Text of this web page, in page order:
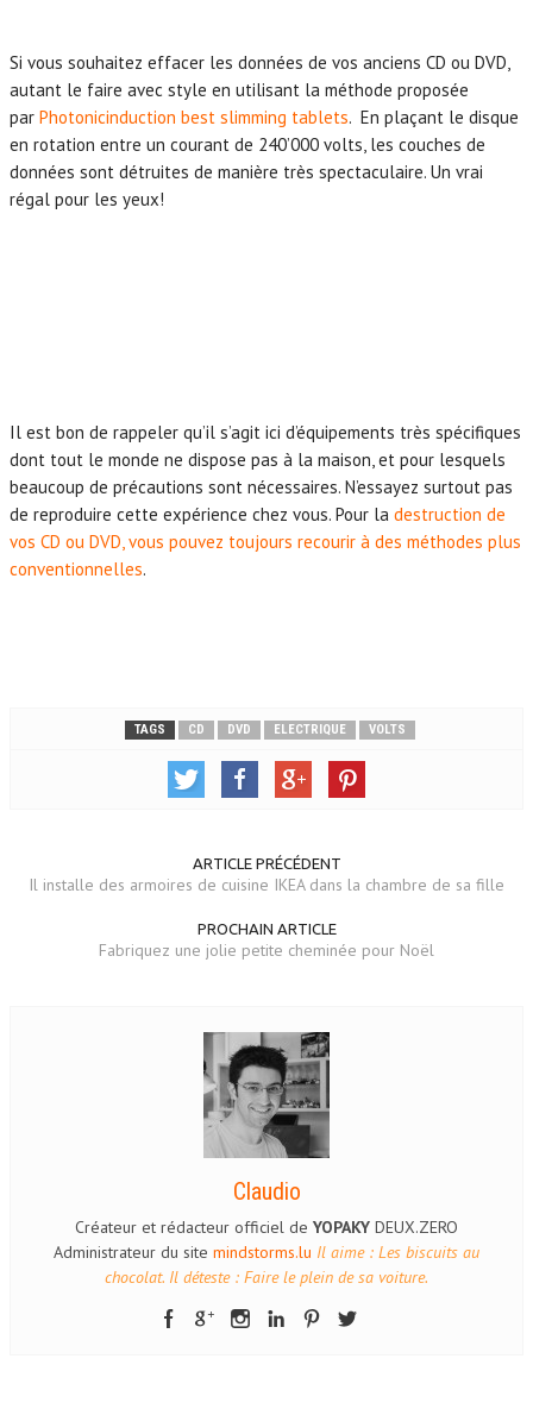
Si vous souhaitez effacer les données de vos anciens CD ou DVD,
autant le faire avec style en utilisant la méthode proposée
par Photonicinduction best slimming tablets. En plaçant le disque
en rotation entre un courant de 240’000 volts, les couches de
données sont détruites de manière très spectaculaire. Un vrai
régal pour les yeux!
Il est bon de rappeler qu’il s’agit ici d’équipements très spécifiques
dont tout le monde ne dispose pas à la maison, et pour lesquels
beaucoup de précautions sont nécessaires. N’essayez surtout pas
de reproduire cette expérience chez vous. Pour la destruction de
vos CD ou DVD, vous pouvez toujours recourir à des méthodes plus
conventionnelles.
TAGS CD DVD ELECTRIQUE VOLTS
ARTICLE PRÉCÉDENT
Il installe des armoires de cuisine IKEA dans la chambre de sa fille
PROCHAIN ARTICLE
Fabriquez une jolie petite cheminée pour Noël
Claudio
Créateur et rédacteur officiel de YOPAKY DEUX.ZERO
Administrateur du site mindstorms.lu Il aime : Les biscuits au
chocolat. Il déteste : Faire le plein de sa voiture.